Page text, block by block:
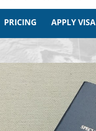
PRICING APPLY VISA